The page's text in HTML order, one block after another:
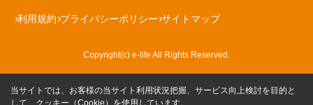
利用規約 プライバシーポリシー サイトマップ
Copyright(c) e-life All Rights Reserved.
当サイトでは、お客様の当サイト利用状況把握、サービス向上検討を目的と
して、クッキー（Cookie）を使用しています。